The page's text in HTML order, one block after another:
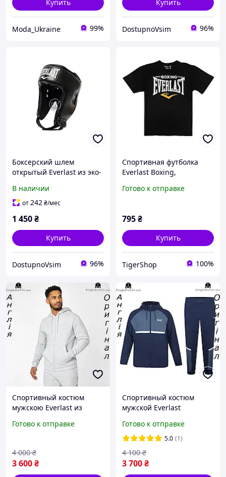
Купить
Moda_Ukraine 99%
Купить
DostupnoVsim 96%
Боксерский шлем
открытый Everlast из эко-
В наличии
от242₴/мес
1 450₴
Купить
DostupnoVsim 96%
Спортивная футболка
Everlast Boxing,
Everlast, тренировочная
Готово к отправке
795₴
Купить
TigerShop 100%
Спортивный костюм
мужскою Everlast из
Готово к отправке
3 600₴
4 000 ₴
Спортивный костюм
мужской Everlast
для бега и тренеровок
Готово к отправке
5.0 (1)
3 700₴
4 100 ₴